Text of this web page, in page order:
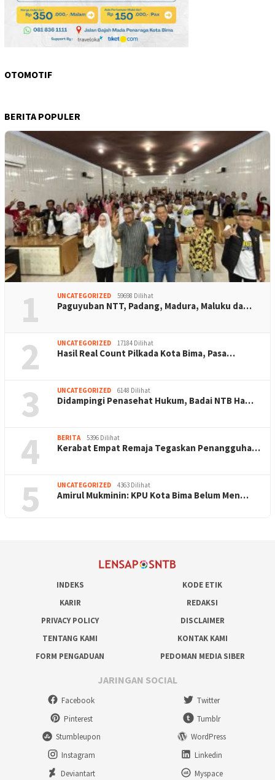
OTOMOTIF
BERITA POPULER
1 UNCATEGORIZED 59698 Dilihat
Paguyuban NTT, Padang, Madura, Maluku da…
2 UNCATEGORIZED 17184 Dilihat
Hasil Real Count Pilkada Kota Bima, Pasa…
3 UNCATEGORIZED 6148 Dilihat
Didampingi Penasehat Hukum, Badai NTB Ha…
4 BERITA 5396 Dilihat
Kerabat Empat Remaja Tegaskan Penangguha…
5 UNCATEGORIZED 4363 Dilihat
Amirul Mukminin: KPU Kota Bima Belum Men…
INDEKS
KODE ETIK
KARIR
REDAKSI
PRIVACY POLICY
DISCLAIMER
TENTANG KAMI
KONTAK KAMI
FORM PENGADUAN
PEDOMAN MEDIA SIBER
JARINGAN SOCIAL
Facebook
Twitter
Pinterest
Tumblr
Stumbleupon
WordPress
Instagram
Linkedin
Deviantart
Myspace